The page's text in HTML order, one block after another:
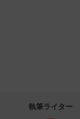
執筆ライター